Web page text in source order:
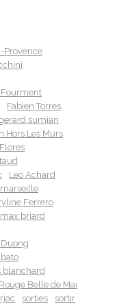
Provence
Fourment
Fabien Torres
sumian
Hors Les Murs
Leo Achard
marseille
Ferrero
max briard
blanchard
Rouge Belle de Mai
sorties
sortir